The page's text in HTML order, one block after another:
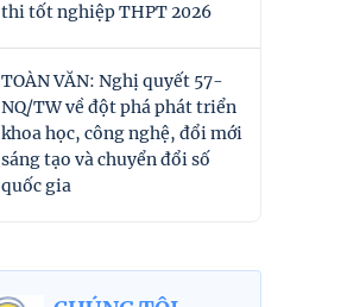
thi tốt nghiệp THPT 2026
TOÀN VĂN: Nghị quyết 57-
NQ/TW về đột phá phát triển
khoa học, công nghệ, đổi mới
sáng tạo và chuyển đổi số
quốc gia